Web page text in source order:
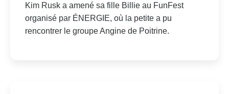
Kim Rusk a amené sa fille Billie au FunFest
organisé par ÉNERGIE, où la petite a pu
rencontrer le groupe Angine de Poitrine.